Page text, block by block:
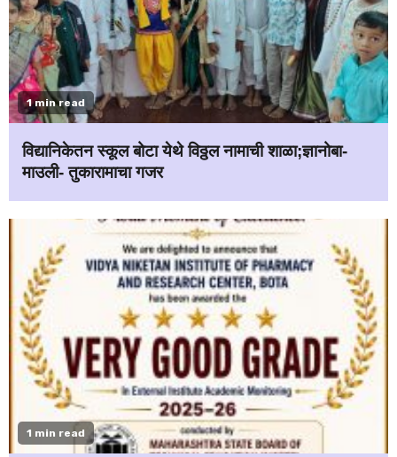
1 min read
विद्यानिकेतन स्कूल बोटा येथे विठ्ठल नामाची शाळा;ज्ञानोबा-
माउली- तुकारामाचा गजर
1 min read